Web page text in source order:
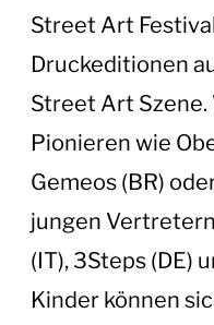
Street Art
Druckeditionen
Street Art
Pionieren wie
Gemeos (BR)
jungen
(IT), 3Steps (DE)
Kinder können